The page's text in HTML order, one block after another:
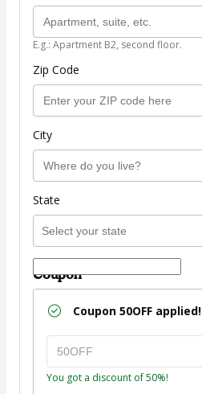
E.g.: Apartment B2, second floor.
Zip Code
City
State
Coupon
Coupon 50OFF applied!
You got a discount of 50%!